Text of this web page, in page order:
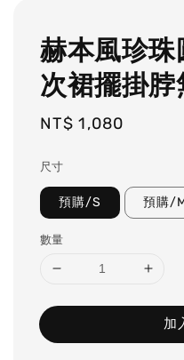
赫本風珍
次裙擺掛
Regular
NT$ 1,080
尺寸
預購/S 預購/
數量
加